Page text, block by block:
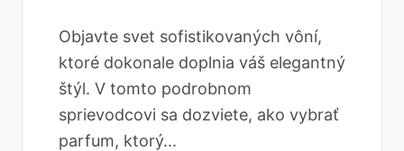
Objavte svet sofistikovaných vôní,
ktoré dokonale doplnia váš elegantný
štýl. V tomto podrobnom
sprievodcovi sa dozviete, ako vybrať
parfum, ktorý...